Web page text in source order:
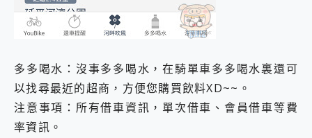
多多喝水：沒事多多喝水，在騎單車多多喝水裏還可
以找尋最近的超商，方便您購買飲料XD~~。
注意事項：所有借車資訊，單次借車、會員借車等費
率資訊。